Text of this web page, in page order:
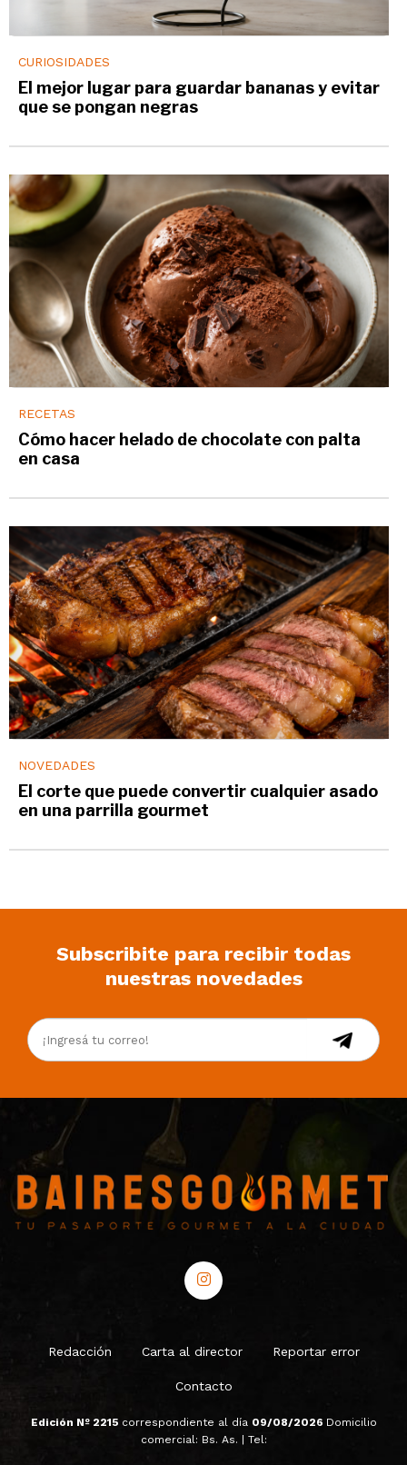
CURIOSIDADES
El mejor lugar para guardar bananas y evitar
que se pongan negras
RECETAS
Cómo hacer helado de chocolate con palta
en casa
NOVEDADES
El corte que puede convertir cualquier asado
en una parrilla gourmet
Subscribite para recibir todas
nuestras novedades
Redacción Carta al director Reportar error
Contacto
Edición Nº 2215 correspondiente al día 09/08/2026 Domicilio
comercial: Bs. As. | Tel: